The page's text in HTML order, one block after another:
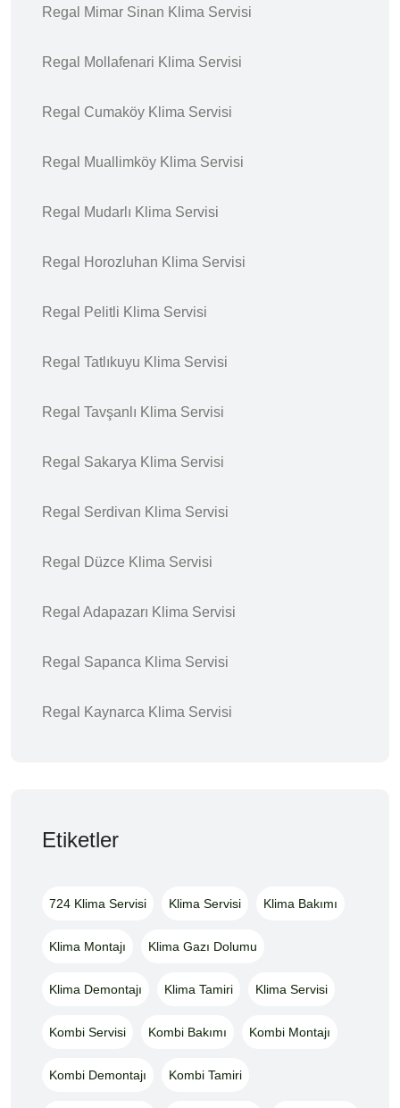
Regal Mimar Sinan Klima Servisi
Regal Mollafenari Klima Servisi
Regal Cumaköy Klima Servisi
Regal Muallimköy Klima Servisi
Regal Mudarlı Klima Servisi
Regal Horozluhan Klima Servisi
Regal Pelitli Klima Servisi
Regal Tatlıkuyu Klima Servisi
Regal Tavşanlı Klima Servisi
Regal Sakarya Klima Servisi
Regal Serdivan Klima Servisi
Regal Düzce Klima Servisi
Regal Adapazarı Klima Servisi
Regal Sapanca Klima Servisi
Regal Kaynarca Klima Servisi
Etiketler
724 Klima Servisi Klima Servisi Klima Bakımı
Klima Montajı Klima Gazı Dolumu
Klima Demontajı Klima Tamiri Klima Servisi
Kombi Servisi Kombi Bakımı Kombi Montajı
Kombi Demontajı Kombi Tamiri